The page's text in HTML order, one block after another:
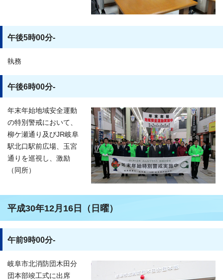
午後5時00分-
執務
午後6時00分-
年末年始地域安全運動
の特別警戒において、
柳ケ瀬通り及びJR岐阜
駅北口駅前広場、玉宮
通りを巡視し、激励
（同所）
平成30年12月16日（日曜）
午前9時00分-
岐阜市北消防団木田分
団本部竣工式に出席